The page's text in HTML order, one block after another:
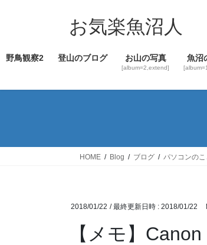
ツ
ス
シ
ン
お気楽魚沼人
野鳥観察2 登山のブログ お山の写真
[album=2,extend]
魚沼
HOME Blog ブログ パソコンの
2018/01/22 / 最終更新日時 : 2018/01/22
【メモ】